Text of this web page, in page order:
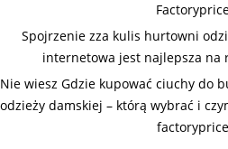
Spojrzenie zza kulis hurtowni
internetowa jest najlepsza na
Nie wiesz Gdzie kupować ciuchy do
odzieży damskiej – którą wybrać i